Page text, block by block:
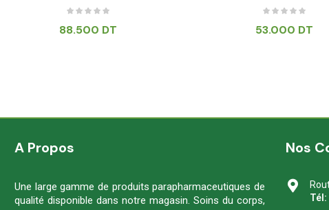
88.500 DT 53.000 DT
A Propos
Une large gamme de produits parapharmaceutiques de
qualité disponible dans notre magasin. Soins du corps,
Nos
Tél: